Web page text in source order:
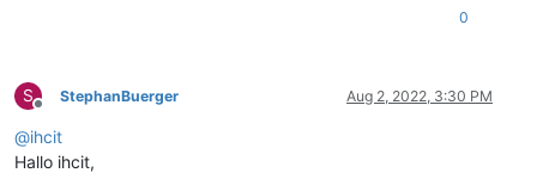
0
S
Offline
StephanBuerger Aug 2, 2022, 3:30 PM
@ihcit
Hallo ihcit,